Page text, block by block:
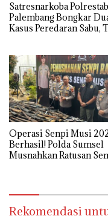
Satresnarkoba
Palembang Bongkar
Kasus Peredaran Sabu,
Operasi Senpi Musi
Berhasil! Polda Sumsel
Musnahkan Ratusan
Rekomendasi